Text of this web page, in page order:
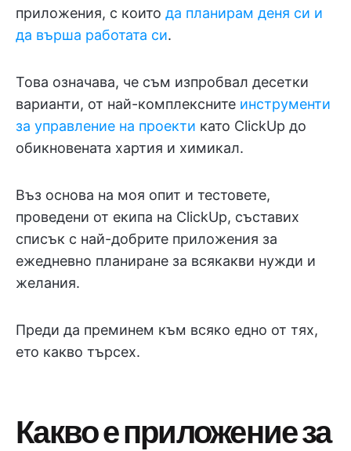
приложения, с които да планирам деня си и
да върша работата си.
Това означава, че съм изпробвал десетки
варианти, от най-комплексните инструменти
за управление на проекти като ClickUp до
обикновената хартия и химикал.
Въз основа на моя опит и тестовете,
проведени от екипа на ClickUp, съставих
списък с най-добрите приложения за
ежедневно планиране за всякакви нужди и
желания.
Преди да преминем към всяко едно от тях,
ето какво търсех.
Какво е приложение за